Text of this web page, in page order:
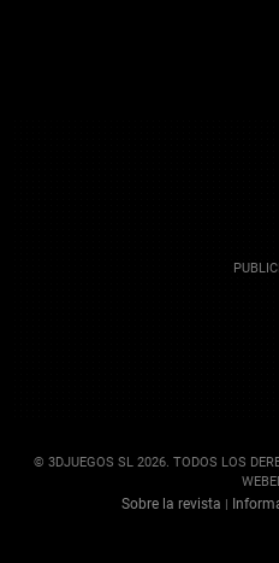
© 3DJUEGOS SL 2026. TODOS LOS
Sobre la revista